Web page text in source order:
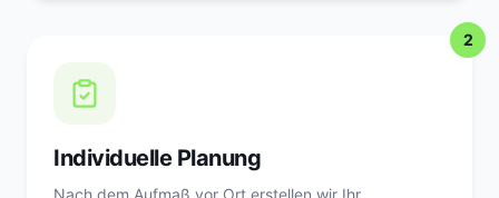
2
Individuelle Planung
Nach dem Aufmaß vor Ort erstellen wir Ihr